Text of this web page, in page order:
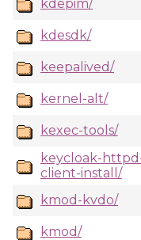
kdepim/
kdesdk/
keepalived/
kernel-alt/
kexec-tools/
keycloak-
client-install/
kmod-kvdo/
kmod/